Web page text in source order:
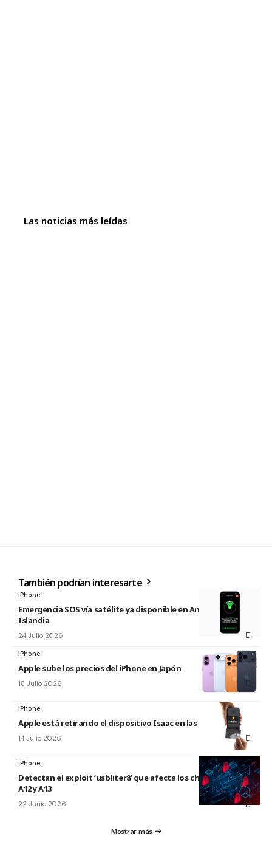
Las noticias más leídas
También podrían interesarte
iPhone
Emergencia SOS vía satélite ya disponible en Andorra e
Islandia
24 Julio 2026
iPhone
Apple sube los precios del iPhone en Japón
18 Julio 2026
iPhone
Apple está retirando el dispositivo Isaac en las Apple Store
14 Julio 2026
iPhone
Detectan el exploit ‘usbliter8’ que afecta los chips de Apple
A12 y A13
22 Junio 2026
Mostrar más